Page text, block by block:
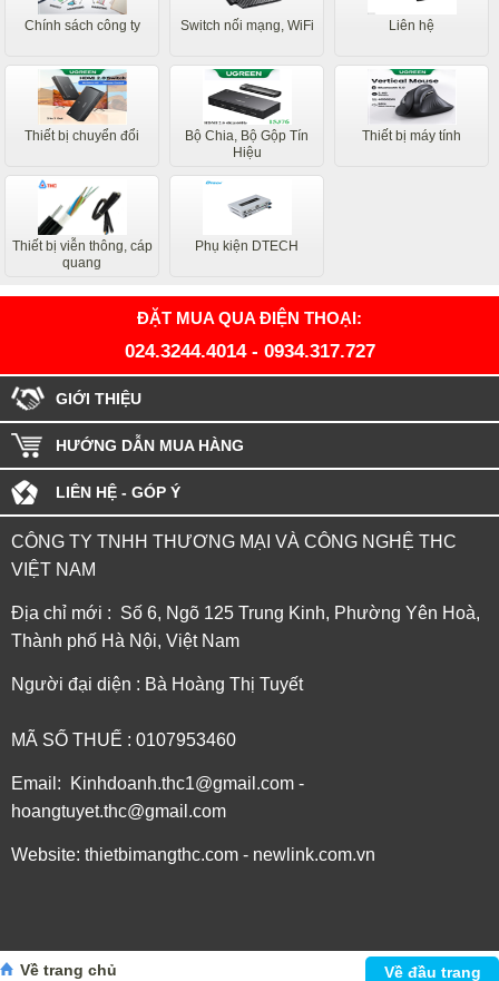
Chính sách công ty Switch nối mạng, WiFi Liên hệ
Thiết bị chuyển đổi
Bộ Chia, Bộ Gộp Tín
Hiệu
Thiết bị máy tính
Thiết bị viễn thông, cáp
quang
Phụ kiện DTECH
ĐẶT MUA QUA ĐIỆN THOẠI:
024.3244.4014- 0934.317.727
GIỚI THIỆU
HƯỚNG DẪN MUA HÀNG
LIÊN HỆ - GÓP Ý
CÔNG TY TNHH THƯƠNG MẠI VÀ CÔNG NGHỆ THC
VIỆT NAM
Địa chỉ mới : Số 6, Ngõ 125 Trung Kinh, Phường Yên Hoà,
Thành phố Hà Nội, Việt Nam
Người đại diện : Bà Hoàng Thị Tuyết
MÃ SỐ THUẾ : 0107953460
Email: Kinhdoanh.thc1@gmail.com -
hoangtuyet.thc@gmail.com
Website: thietbimangthc.com - newlink.com.vn
Về đầu trang
Về trang chủ